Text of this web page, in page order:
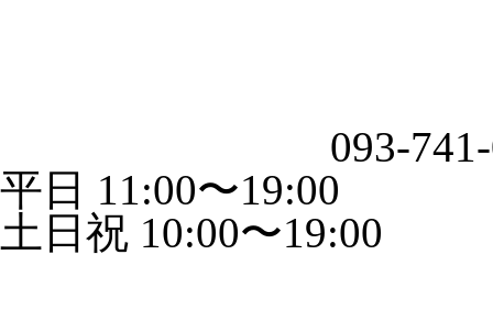
093-
平日 11:00〜19:00
土日祝 10:00〜19:00